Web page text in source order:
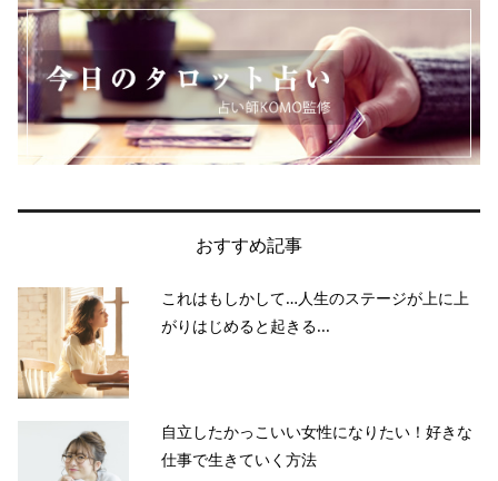
おすすめ記事
これはもしかして…人生のステージが上に上
がりはじめると起きる...
自立したかっこいい女性になりたい！好きな
仕事で生きていく方法